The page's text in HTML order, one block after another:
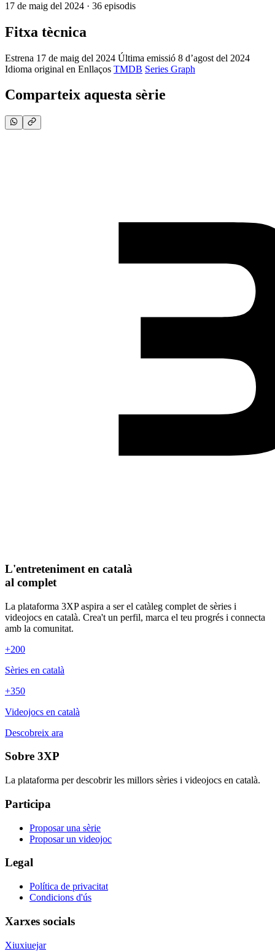
17 de maig del 2024 · 36 episodis
Fitxa tècnica
Estrena 17 de maig del 2024 Última emissió 8 d’agost del 2024
Idioma original en Enllaços TMDB Series Graph
Comparteix aquesta sèrie
L'entreteniment en català
al complet
La plataforma 3XP aspira a ser el catàleg complet de sèries i
videojocs en català. Crea't un perfil, marca el teu progrés i connecta
amb la comunitat.
+200
Sèries en català
+350
Videojocs en català
Descobreix ara
Sobre 3XP
La plataforma per descobrir les millors sèries i videojocs en català.
Participa
Proposar una sèrie
Proposar un videojoc
Legal
Política de privacitat
Condicions d'ús
Xarxes socials
Xiuxiuejar